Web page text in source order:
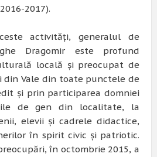
2017).
activităţi, generalul de
Dragomir este profund
locală şi preocupat de
Vale din toate punctele de
şi prin participarea domniei
de gen din localitate, la
elevii şi cadrele didactice,
în spirit civic şi patriotic.
în octombrie 2015, a